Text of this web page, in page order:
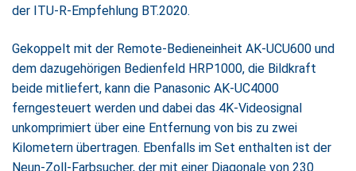
der ITU-R-Empfehlung BT.2020.
Gekoppelt mit der Remote-Bedieneinheit AK-UCU600 und
dem dazugehörigen Bedienfeld HRP1000, die Bildkraft
beide mitliefert, kann die Panasonic AK-UC4000
ferngesteuert werden und dabei das 4K-Videosignal
unkomprimiert über eine Entfernung von bis zu zwei
Kilometern übertragen. Ebenfalls im Set enthalten ist der
Neun-Zoll-Farbsucher, der mit einer Diagonale von 230